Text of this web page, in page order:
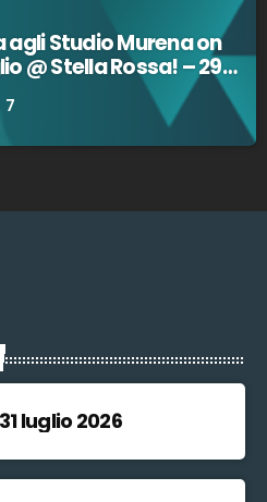
Studio Murena on
@ Stella Rossa! – 29
7
luglio 2026